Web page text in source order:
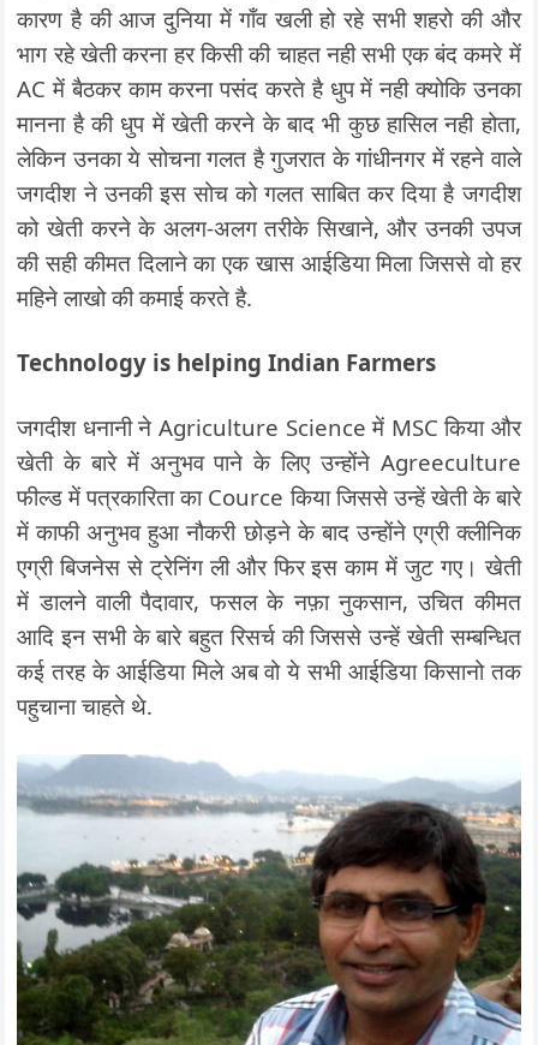
कारण है की आज दुनिया में गाँव खली हो रहे सभी शहरो की और
भाग रहे खेती करना हर किसी की चाहत नही सभी एक बंद कमरे में
AC में बैठकर काम करना पसंद करते है धुप में नही क्योकि उनका
मानना है की धुप में खेती करने के बाद भी कुछ हासिल नही होता,
लेकिन उनका ये सोचना गलत है गुजरात के गांधीनगर में रहने वाले
जगदीश ने उनकी इस सोच को गलत साबित कर दिया है जगदीश
को खेती करने के अलग-अलग तरीके सिखाने, और उनकी उपज
की सही कीमत दिलाने का एक खास आईडिया मिला जिससे वो हर
महिने लाखो की कमाई करते है.
Technology is helping Indian Farmers
जगदीश धनानी ने Agriculture Science में MSC किया और
खेती के बारे में अनुभव पाने के लिए उन्होंने Agreeculture
फील्ड में पत्रकारिता का Cource किया जिससे उन्हें खेती के बारे
में काफी अनुभव हुआ नौकरी छोड़ने के बाद उन्होंने एग्री क्लीनिक
एग्री बिजनेस से ट्रेनिंग ली और फिर इस काम में जुट गए। खेती
में डालने वाली पैदावार, फसल के नफ़ा नुकसान, उचित कीमत
आदि इन सभी के बारे बहुत रिसर्च की जिससे उन्हें खेती सम्बन्धित
कई तरह के आईडिया मिले अब वो ये सभी आईडिया किसानो तक
पहुचाना चाहते थे.